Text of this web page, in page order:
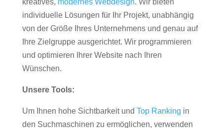
kreatives, modernes Webdesign. Wir bieten
individuelle Lösungen für Ihr Projekt, unabhängig
von der Größe Ihres Unternehmens und genau auf
Ihre Zielgruppe ausgerichtet. Wir programmieren
und optimieren Ihrer Website nach Ihren
Wünschen.
Unsere Tools:
Um Ihnen hohe Sichtbarkeit und Top Ranking in
den Suchmaschinen zu ermöglichen, verwenden